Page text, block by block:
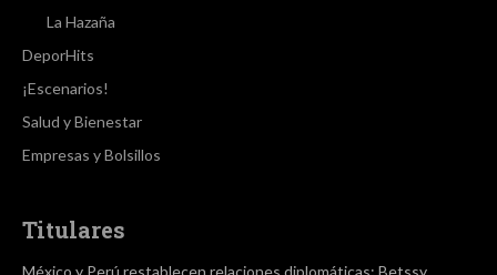
La Hazaña
DeporHits
¡Escenarios!
Salud y Bienestar
Empresas y Bolsillos
Titulares
México y Perú restablecen relaciones diplomáticas; Betssy